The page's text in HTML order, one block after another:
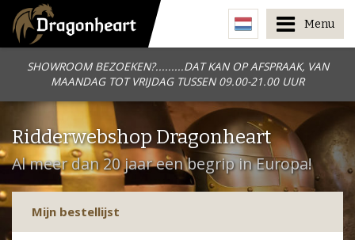
SHOWROOM BEZOEKEN?.........DAT KAN OP AFSPRAAK, VAN
MAANDAG TOT VRIJDAG TUSSEN 09.00-21.00 UUR
Menu
Ridderwebshop Dragonheart
Al meer dan 20 jaar een begrip in Europa!
Mijn bestellijst